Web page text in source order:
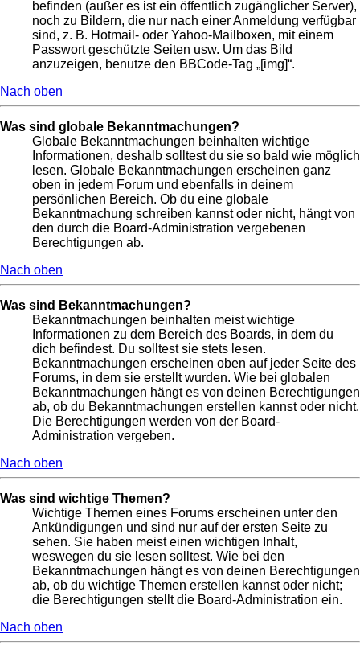
befinden (außer es ist ein öffentlich zugänglicher Server),
noch zu Bildern, die nur nach einer Anmeldung verfügbar
sind, z. B. Hotmail- oder Yahoo-Mailboxen, mit einem
Passwort geschützte Seiten usw. Um das Bild
anzuzeigen, benutze den BBCode-Tag „[img]“.
Nach oben
Was sind globale Bekanntmachungen?
Globale Bekanntmachungen beinhalten wichtige
Informationen, deshalb solltest du sie so bald wie möglich
lesen. Globale Bekanntmachungen erscheinen ganz
oben in jedem Forum und ebenfalls in deinem
persönlichen Bereich. Ob du eine globale
Bekanntmachung schreiben kannst oder nicht, hängt von
den durch die Board-Administration vergebenen
Berechtigungen ab.
Nach oben
Was sind Bekanntmachungen?
Bekanntmachungen beinhalten meist wichtige
Informationen zu dem Bereich des Boards, in dem du
dich befindest. Du solltest sie stets lesen.
Bekanntmachungen erscheinen oben auf jeder Seite des
Forums, in dem sie erstellt wurden. Wie bei globalen
Bekanntmachungen hängt es von deinen Berechtigungen
ab, ob du Bekanntmachungen erstellen kannst oder nicht.
Die Berechtigungen werden von der Board-
Administration vergeben.
Nach oben
Was sind wichtige Themen?
Wichtige Themen eines Forums erscheinen unter den
Ankündigungen und sind nur auf der ersten Seite zu
sehen. Sie haben meist einen wichtigen Inhalt,
weswegen du sie lesen solltest. Wie bei den
Bekanntmachungen hängt es von deinen Berechtigungen
ab, ob du wichtige Themen erstellen kannst oder nicht;
die Berechtigungen stellt die Board-Administration ein.
Nach oben